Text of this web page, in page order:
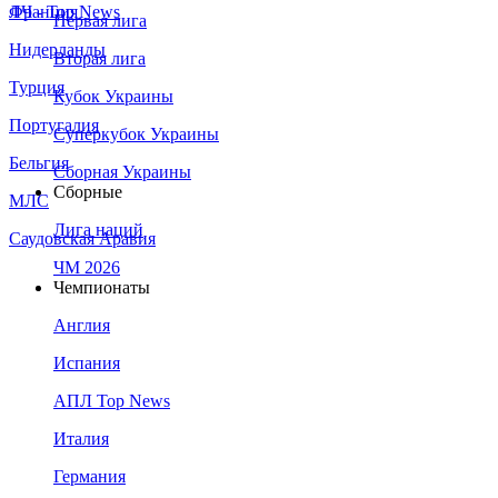
Франция
Нидерланды
Турция
Португалия
Бельгия
МЛС
Саудовская Аравия
ЛЧ - Top News
Первая лига
Вторая лига
Кубок Украины
Суперкубок Украины
Сборная Украины
Сборные
Лига наций
ЧМ 2026
Чемпионаты
Англия
Испания
АПЛ Top News
Италия
Германия